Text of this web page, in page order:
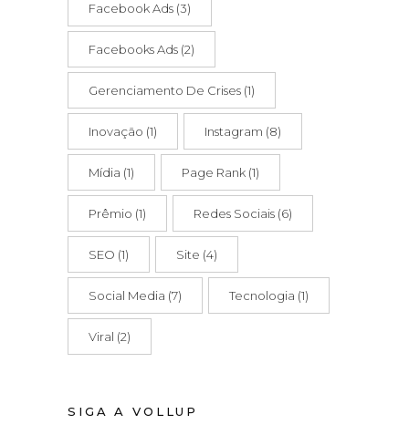
Facebook Ads (3)
Facebooks Ads (2)
Gerenciamento De Crises (1)
Inovação (1) Instagram (8)
Mídia (1) Page Rank (1)
Prêmio (1) Redes Sociais (6)
SEO (1) Site (4)
Social Media (7) Tecnologia (1)
Viral (2)
SIGA A VOLLUP